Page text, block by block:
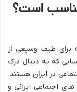
است؟
طیف وسیعی از
که به دنبال درک
در ایران هستند.
اجتماعی ایرانی و